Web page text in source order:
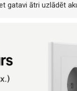
gatavi ātri uzlādēt